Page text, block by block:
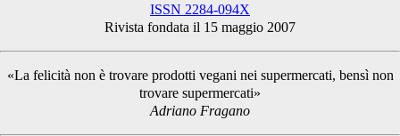
Sidebar
ISSN 2284-094X
Rivista fondata il 15 maggio 2007
«La felicità non è trovare prodotti vegani nei supermercati, bensì non
trovare supermercati»
Adriano Fragano